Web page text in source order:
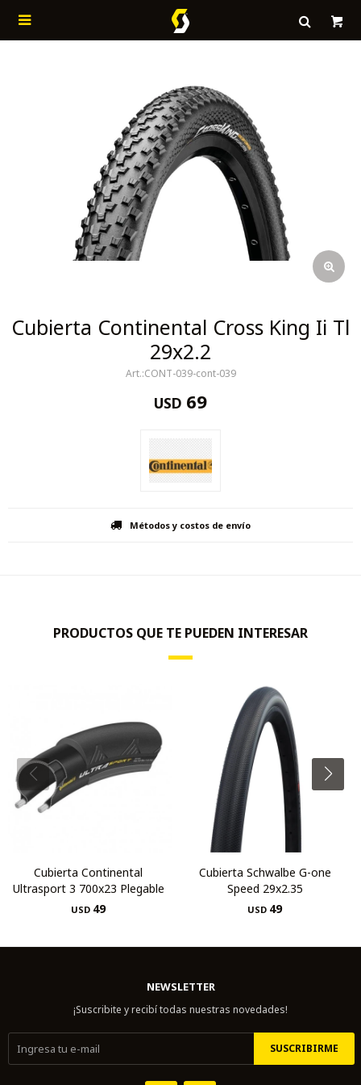

Cubierta Continental Cross King Ii Tl
29x2.2
CONT-039-cont-039
USD 69
Métodos y costos de envío
PRODUCTOS QUE TE PUEDEN INTERESAR
Cubierta Continental
Ultrasport 3 700x23 Plegable
USD 49
Cubierta Schwalbe G-one
Speed 29x2.35
USD 49
NEWSLETTER
¡Suscribite y recibí todas nuestras novedades!
SUSCRIBIRME